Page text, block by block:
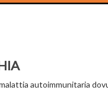
autoimmunitaria